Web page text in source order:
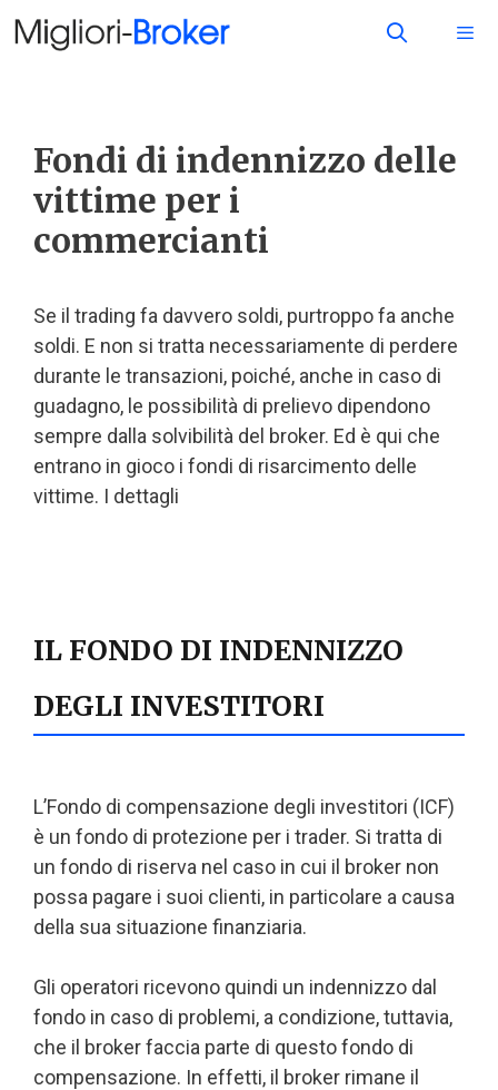
Fondi di indennizzo delle
vittime per i
commercianti
Se il trading fa davvero soldi, purtroppo fa anche
soldi. E non si tratta necessariamente di perdere
durante le transazioni, poiché, anche in caso di
guadagno, le possibilità di prelievo dipendono
sempre dalla solvibilità del broker. Ed è qui che
entrano in gioco i fondi di risarcimento delle
vittime. I dettagli
IL FONDO DI INDENNIZZO
DEGLI INVESTITORI
L’Fondo di compensazione degli investitori (ICF)
è un fondo di protezione per i trader. Si tratta di
un fondo di riserva nel caso in cui il broker non
possa pagare i suoi clienti, in particolare a causa
della sua situazione finanziaria.
Gli operatori ricevono quindi un indennizzo dal
fondo in caso di problemi, a condizione, tuttavia,
che il broker faccia parte di questo fondo di
compensazione. In effetti, il broker rimane il